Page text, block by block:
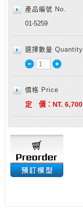
產品編號 No.
01-5259
選擇數量 Quantity
價格 Price
定 價： NT. 6,700